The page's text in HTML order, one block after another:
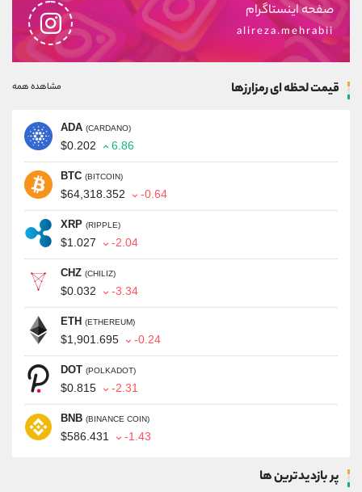
صفحه اینستاگرام
alireza.mehrabii
قیمت لحظه ای رمزارزها مشاهده همه
ADA (CARDANO)
$0.202 6.86
BTC (BITCOIN)
$64,318.352 -0.64
XRP (RIPPLE)
$1.027 -2.04
CHZ (CHILIZ)
$0.032 -3.34
ETH (ETHEREUM)
$1,901.695 -0.24
DOT (POLKADOT)
$0.815 -2.31
BNB (BINANCE COIN)
$586.431 -1.43
پر بازدیدترین ها